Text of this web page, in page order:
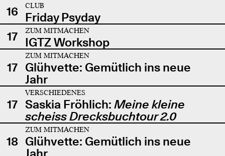
16
CLUB
Friday Psyday
17
ZUM MITMACHEN
IGTZ Workshop
17
ZUM MITMACHEN
Glühvette: Gemütlich ins neue
Jahr
17
VERSCHIEDENES
Saskia Fröhlich: Meine kleine
scheiss Drecksbuchtour 2.0
18
ZUM MITMACHEN
Glühvette: Gemütlich ins neue